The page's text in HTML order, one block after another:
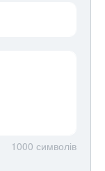
1000 символів